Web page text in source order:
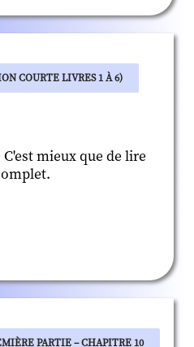
COURTE LIVRES 1 À 6)
mieux que de lire
PARTIE – CHAPITRE 10